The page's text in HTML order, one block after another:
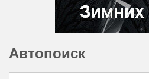
Автопоиск